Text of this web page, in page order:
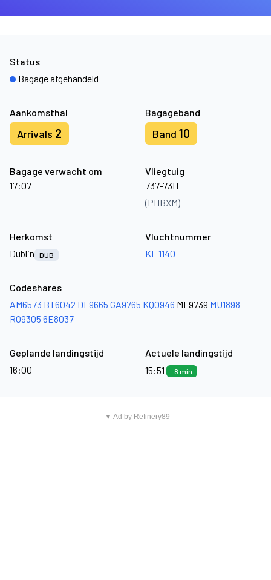
Aankomsthal
Arrivals 2
Bagageband
Band 10
Bagage verwacht om
17:07
Vliegtuig
737-73H
(PHBXM)
Status
Bagage afgehandeld
Herkomst
Dublin
DUB
Vluchtnummer
KL 1140
Codeshares
AM6573 BT6042 DL9665 GA9765 KQ0946 MF9739 MU1898
RO9305 6E8037
Geplande landingstijd
16:00
Actuele landingstijd
15:51
-8 min
▼ Ad by Refinery89